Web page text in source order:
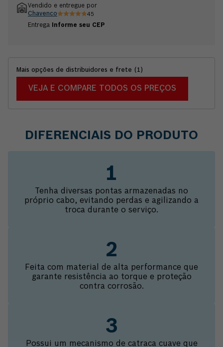
Vendido e entregue por
Chavenco
45
Entrega Informe seu CEP
Mais opções de distribuidores e frete ( 1 )
VEJA E COMPARE TODOS OS PREÇOS
DIFERENCIAIS DO PRODUTO
Tenha diversas pontas armazenadas no
próprio cabo, evitando perdas e agilizando a
troca durante o serviço.
Feita com material de alta performance que
garante resistência ao torque e proteção
contra corrosão.
Possui um mecanismo de catraca cuave que